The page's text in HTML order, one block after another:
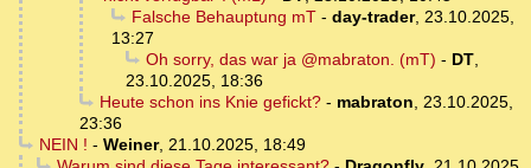
Falsche Behauptung mT- day-trader, 23.10.2025,
13:27
Oh sorry, das war ja @mabraton. (mT) - DT,
23.10.2025, 18:36
Heute schon ins Knie gefickt?- mabraton, 23.10.2025,
23:36
NEIN ! - Weiner, 21.10.2025, 18:49